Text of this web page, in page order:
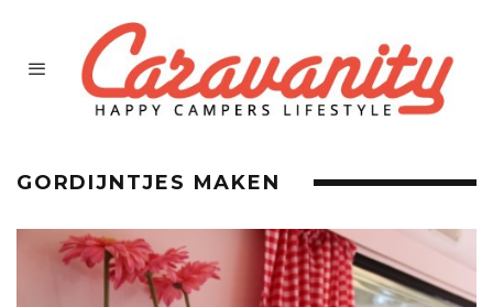
GORDIJNTJES MAKEN